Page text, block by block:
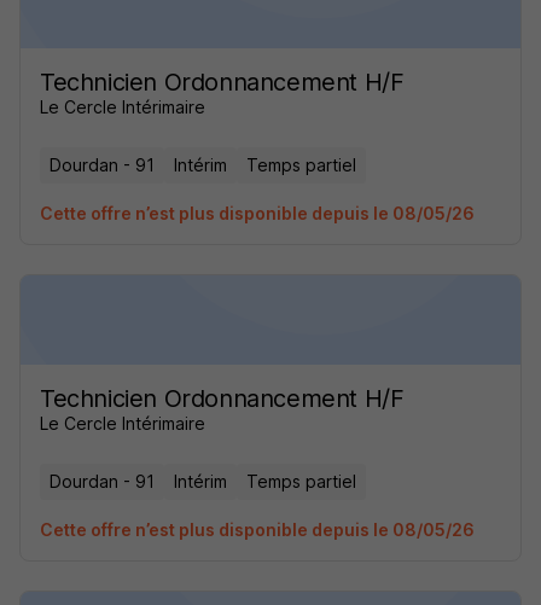
Technicien Ordonnancement H/F
Le Cercle Intérimaire
Dourdan - 91 Intérim Temps partiel
Cette offre n’est plus disponible depuis le 08/05/26
Technicien Ordonnancement H/F
Le Cercle Intérimaire
Dourdan - 91 Intérim Temps partiel
Cette offre n’est plus disponible depuis le 08/05/26